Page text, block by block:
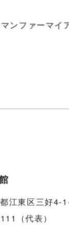
ンファーマイ
江東区三好4-
（代表）